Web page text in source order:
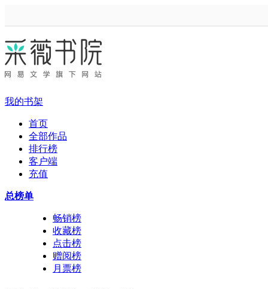
我的书架
首页
全部作品
排行榜
客户端
充值
总榜单
畅销榜
收藏榜
点击榜
赠阅榜
月票榜